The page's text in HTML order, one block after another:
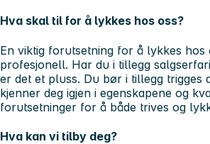
Hva skal til for å lykkes hos oss?
En viktig forutsetning for å lykkes
profesjonell. Har du i tillegg
er det et pluss. Du bør i tillegg trigges
kjenner deg igjen i egenskapene og
forutsetninger for å både trives og
Hva kan vi tilby deg?